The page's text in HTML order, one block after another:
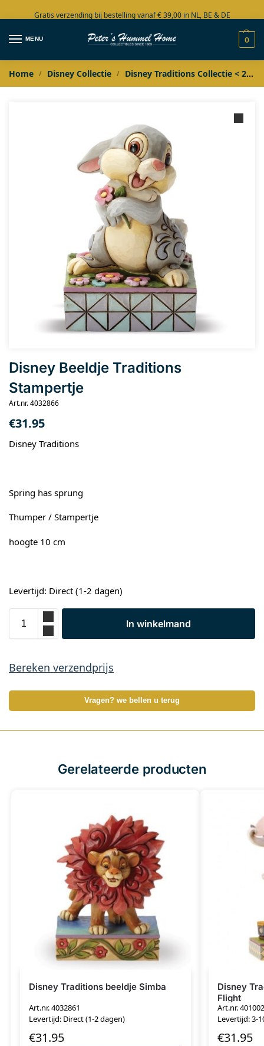
Gratis verzending bij bestelling vanaf € 39,00 in NL, BE & DE
Grote collectie in voorraad
MENU 0
Home / Disney Collectie / Disney Traditions Collectie < 2020
Disney Beeldje Traditions
Stampertje
Art.nr. 4032866
€31.95
Disney Traditions
Spring has sprung
Thumper / Stampertje
hoogte 10 cm
Levertijd: Direct (1-2 dagen)
In winkelmand
Bereken verzendprijs
Vragen? we bellen u terug
Gerelateerde producten
Disney Traditions beeldje Simba
Art.nr. 4032861
Levertijd: Direct (1-2 dagen)
€31.95
Disney
Flight
Art.nr.
Levertijd: 3-
€31.95